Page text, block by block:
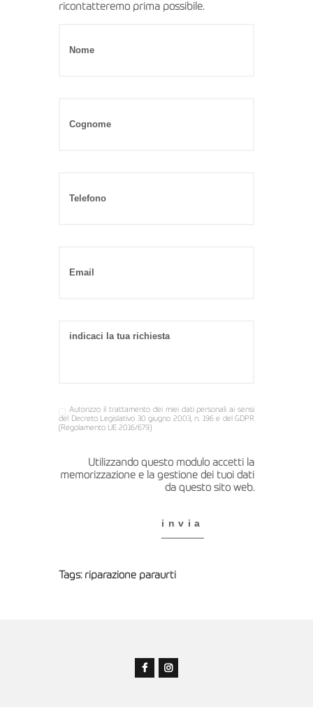
ricontatteremo prima possibile.
Autorizzo il trattamento dei miei dati personali ai sensi
del Decreto Legislativo 30 giugno 2003, n. 196 e del GDPR
(Regolamento UE 2016/679)
Utilizzando questo modulo accetti la
memorizzazione e la gestione dei tuoi dati
da questo sito web.
Tags: riparazione paraurti